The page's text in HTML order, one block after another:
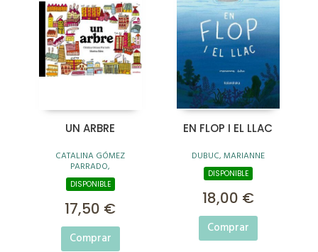
UN ARBRE
CATALINA GÓMEZ
PARRADO,
DISPONIBLE
17,50 €
Comprar
EN FLOP I EL LLAC
DUBUC, MARIANNE
DISPONIBLE
18,00 €
Comprar